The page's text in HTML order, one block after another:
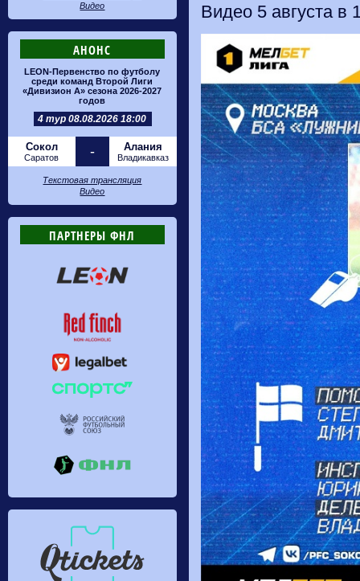
Видео
АНОНС
LEON-Первенство по футболу
среди команд Второй Лиги
«Дивизион А» сезона 2026-2027
годов
4 тур 08.08.2026 18:00
Сокол
Саратов - Алания
Владикавказ
Текстовая трансляция
Видео
ПАРТНЕРЫ ФНЛ
Видео 5 августа в